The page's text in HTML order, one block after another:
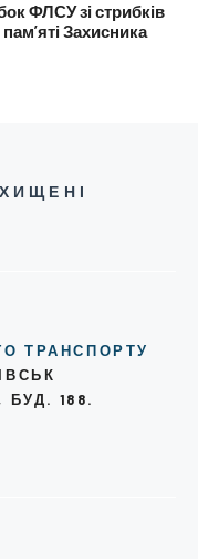
ФЛСУ зі стрибків
Захисника
ТРАНСПОРТУ
188.